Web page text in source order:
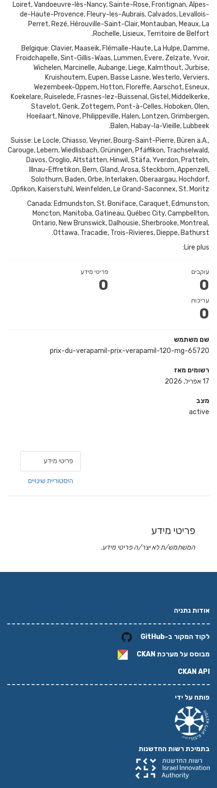
Loiret, Vandoeuvre-lès-Nancy, Sainte-Rose, Frontignan, Alpes-
de-Haute-Provence, Fleury-les-Aubrais, Calvados, Levallois-
Perret, Rezé, Hérouville-Saint-Clair, Montauban, Meaux, La
Rochelle, Lisieux, Territoire de Belfort.
Belgique: Clavier, Maaseik, Flémalle-Haute, La Hulpe, Damme,
Froidchapelle, Sint-Gillis-Waas, Lummen, Evere, Zelzate, Yvoir,
Wichelen, Marcinelle, Aubange, Liege, Kalmthout, Jurbise,
Kruishoutem, Eupen, Basse Lasne, Westerlo, Verviers,
Wezembeek-Oppem, Hotton, Floreffe, Aarschot, Esneux,
Koekelare, Ruiselede, Frasnes-lez-Buissenal, Gistel, Middelkerke,
Stavelot, Genk, Zottegem, Pont-à-Celles, Hoboken, Olen,
Hoeilaart, Ninove, Philippeville, Halen, Lontzen, Grimbergen,
Balen, Habay-la-Vieille, Lubbeek.
Suisse: Le Locle, Chiasso, Veyrier, Bourg-Saint-Pierre, Büren a.A.,
Carouge, Lebern, Wiedlisbach, Grüningen, Pfäffikon, Trachselwald,
Davos, Croglio, Altstätten, Hinwil, Stäfa, Yverdon, Pratteln,
Illnau-Effretikon, Bern, Gland, Arosa, Steckborn, Appenzell,
Solothurn, Baden, Orbe, Interlaken, Oberaargau, Hochdorf,
Opfikon, Kaiserstuhl, Weinfelden, Le Grand-Saconnex, St. Moritz.
Canada: Edmundston, St. Boniface, Caraquet, Edmunston,
Moncton, Manitoba, Gatineau, Québec City, Campbellton,
Ontario, New Brunswick, Dalhousie, Sherbrooke, Montreal,
Ottawa, Tracadie, Trois-Rivieres, Dieppe, Bathurst.
Lire plus:
עוקבים
0
פריטי מידע
0
עריכות
0
שם משתמש
prix-du-verapamil-prix-verapamil-120-mg-65720
רשומים מאז
17 אפריל, 2026
מצב
active
פריטי מידע
היסטוריית שינויים
פריטי מידע
המשתמש/ת לא יצר/ה פריטי מידע.
אודות נתניה
לקוד המקור ב-GitHub
מבוסס על מערכת CKAN
CKAN API
פותח על ידי
בתמיכת רשות החדשנות